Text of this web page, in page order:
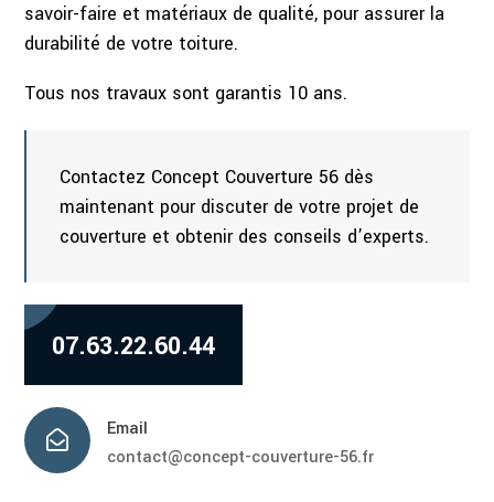
savoir-faire et matériaux de qualité, pour assurer la
durabilité de votre toiture.
Tous nos travaux sont garantis 10 ans.
Contactez Concept Couverture 56 dès
maintenant pour discuter de votre projet de
couverture et obtenir des conseils d’experts.
07.63.22.60.44

Email
contact@concept-couverture-56.fr